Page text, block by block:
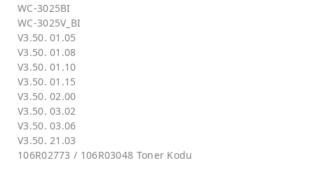
WC-3025BI
WC-3025V_BI
V3.50. 01.05
V3.50. 01.08
V3.50. 01.10
V3.50. 01.15
V3.50. 02.00
V3.50. 03.02
V3.50. 03.06
V3.50. 21.03
106R02773 / 106R03048 Toner Kodu